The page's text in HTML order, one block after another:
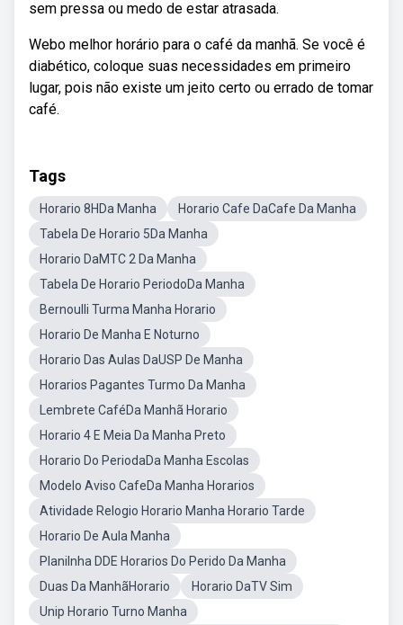
sem pressa ou medo de estar atrasada.
Webo melhor horário para o café da manhã. Se você é
diabético, coloque suas necessidades em primeiro
lugar, pois não existe um jeito certo ou errado de tomar
café.
Tags
Horario 8HDa Manha
Horario Cafe DaCafe Da Manha
Tabela De Horario 5Da Manha
Horario DaMTC 2 Da Manha
Tabela De Horario PeriodoDa Manha
Bernoulli Turma Manha Horario
Horario De Manha E Noturno
Horario Das Aulas DaUSP De Manha
Horarios Pagantes Turmo Da Manha
Lembrete CaféDa Manhã Horario
Horario 4 E Meia Da Manha Preto
Horario Do PeriodaDa Manha Escolas
Modelo Aviso CafeDa Manha Horarios
Atividade Relogio Horario Manha Horario Tarde
Horario De Aula Manha
Planilnha DDE Horarios Do Perido Da Manha
Duas Da ManhãHorario
Horario DaTV Sim
Unip Horario Turno Manha